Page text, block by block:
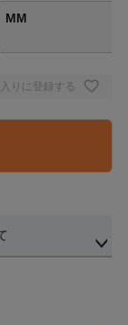
MM
りに登録する